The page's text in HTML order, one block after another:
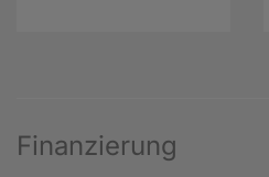
Finanzierung